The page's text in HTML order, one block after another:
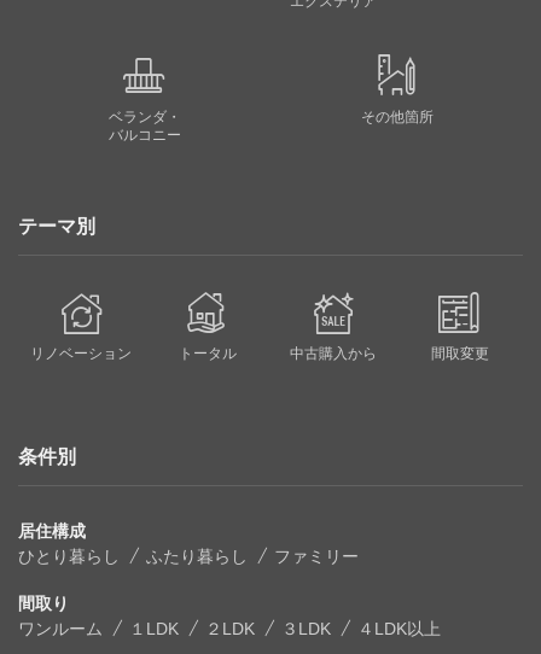
ベランダ・
バルコニー
その他箇所
テーマ別
リノベーション トータル 中古購入から 間取変更
条件別
居住構成
ひとり暮らし
ふたり暮らし ファミリー
間取り
ワンルーム
１LDK ２LDK ３LDK ４LDK以上